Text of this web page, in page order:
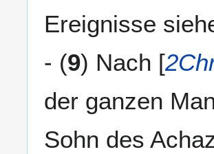
Ereignisse
- (9) Nach [
der ganzen
Sohn des